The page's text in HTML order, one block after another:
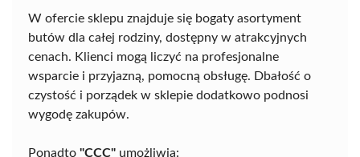
W ofercie sklepu znajduje się bogaty asortyment
butów dla całej rodziny, dostępny w atrakcyjnych
cenach. Klienci mogą liczyć na profesjonalne
wsparcie i przyjazną, pomocną obsługę. Dbałość o
czystość i porządek w sklepie dodatkowo podnosi
wygodę zakupów.
Ponadto "CCC" umożliwia: